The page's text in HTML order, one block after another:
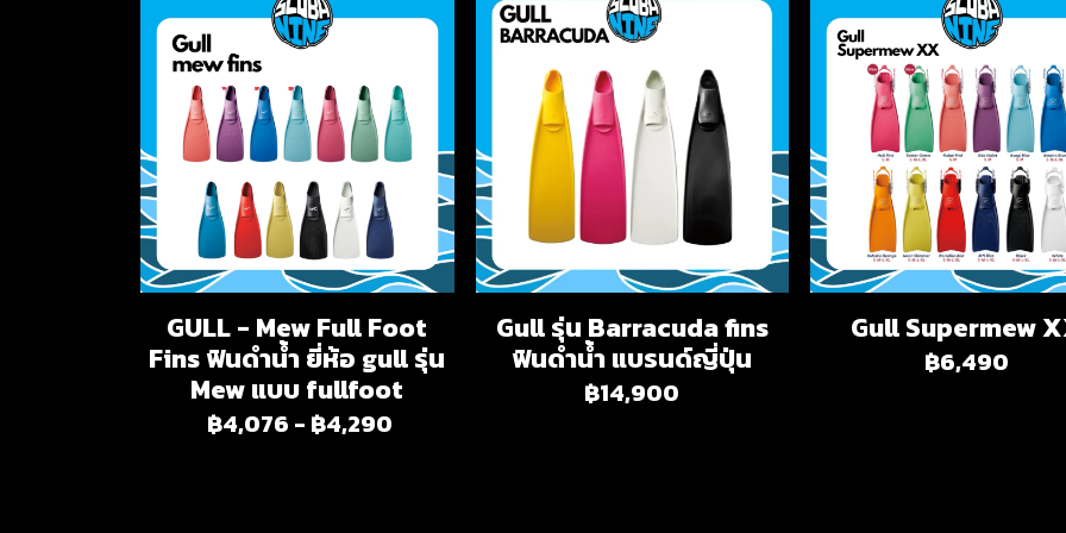
GULL - Mew Full Foot
Fins ฟินดำน้ำ ยี่ห้อ gull รุ่น
Mew แบบ fullfoot
฿4,076 - ฿4,290
Gull รุ่น Barracuda fins
ฟินดำน้ำ แบรนด์ญี่ปุ่น
฿14,900
Gull Supermew
฿6,490